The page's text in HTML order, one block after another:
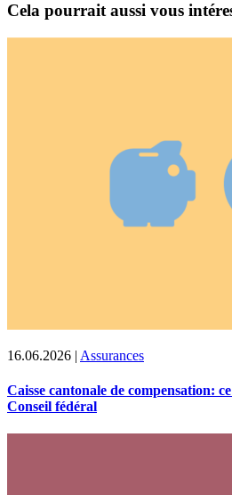
Cela pourrait aussi vous
16.06.2026 | Assurances
Caisse cantonale de compensation:
Conseil fédéral